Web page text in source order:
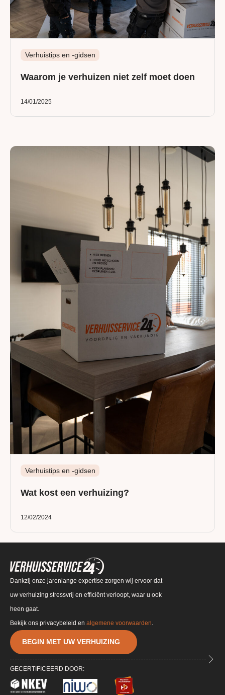
Verhuistips en -gidsen
Waarom je verhuizen niet zelf moet doen
14/01/2025
Verhuistips en -gidsen
Wat kost een verhuizing?
12/02/2024
Dankzij onze jarenlange expertise zorgen wij ervoor dat
uw verhuizing stressvrij en efficiënt verloopt, waar u ook
heen gaat.
BEGIN MET UW VERHUIZING
GECERTIFICEERD DOOR:
Bekijk ons privacybeleid en algemene voorwaarden